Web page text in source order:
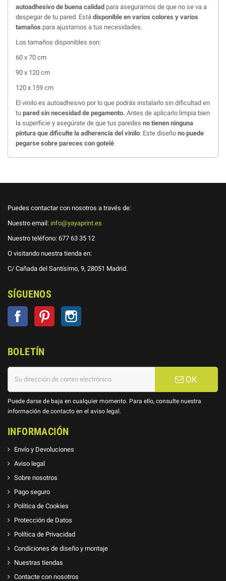
autoadhesivo de buena calidad para asegurarnos de que no se va a
despegar de tu pared. Está disponible en varios colores y varios
tamaños para ajustarnos a tus necesidades.
Los tamaños disponibles son:
60 x 70 cm
90 x 120 cm
120 x 159 cm
El vinilo es autoadhesivo por lo que podrás instalarlo sin dificultad en
tu pared sin necesidad de pegamento. Antes de aplicarlo limpia bien
la superficie y asegúrate de que tus paredes no tienen ninguna
pintura que dificulte la adherencia del vinilo. Este diseño no puede
pegarse sobre pareces con gotelé
Puedes contactar con nosotros a través de:
Nuestro email: info@yayaprint.es
Nuestro teléfono: 677 63 35 12
O visitando nuestra tienda en:
C/ Cañada del Santísimo, 9, 28051 Madrid.
SÍGUENOS
Facebook Pinterest
BOLETÍN
OK
Puede darse de baja en cualquier momento. Para ello, consulte nuestra
información de contacto en el aviso legal.
INFORMACIÓN
Envío y Devoluciones
Aviso legal
Sobre nosotros
Pago seguro
Política de Cookies
Protección de Datos
Política de Privacidad
Condiciones de diseño y montaje
Nuestras tiendas
Contacte con nosotros